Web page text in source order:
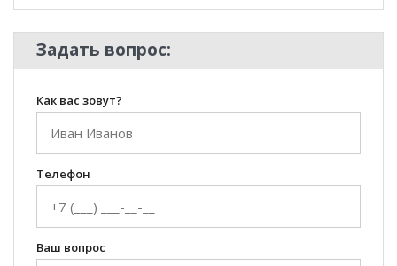
Задать вопрос:
Как вас зовут?
Телефон
Ваш вопрос